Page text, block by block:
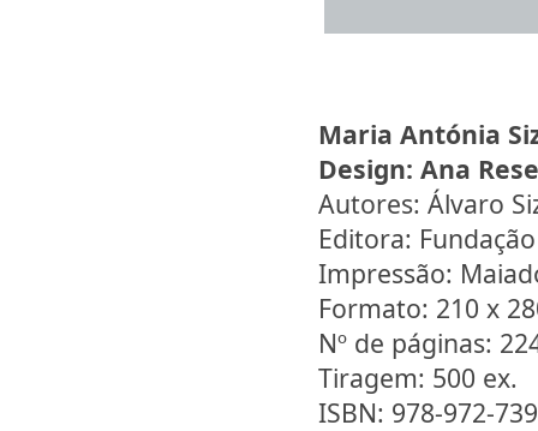
Maria Antónia
Design: Ana
Autores: Álvaro
Editora:
Impressão:
Formato: 210 x
Nº de páginas:
Tiragem: 500 ex.
ISBN: 978-972-